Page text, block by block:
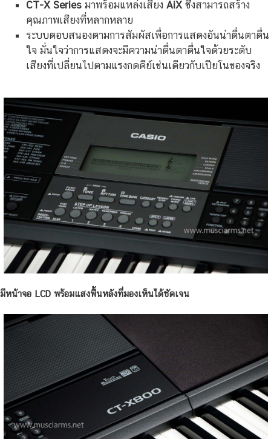
CT-X Seriesมาพร้อมแหล่งเสียง AiXซึ่งสามารถสร้าง
คุณภาพเสียงที่หลากหลาย
ระบบตอบสนองตามการสัมผัสเพื่อการแสดงอันน่าตื่นตาตื่น
ใจ มั่นใจว่าการแสดงจะมีความน่าตื่นตาตื่นใจด้วยระดับ
เสียงที่เปลี่ยนไปตามแรงกดคีย์เช่นเดียวกับเปียโนของจริง
มีหน้าจอ LCD พร้อมแสงพื้นหลังที่มองเห็นได้ชัดเจน